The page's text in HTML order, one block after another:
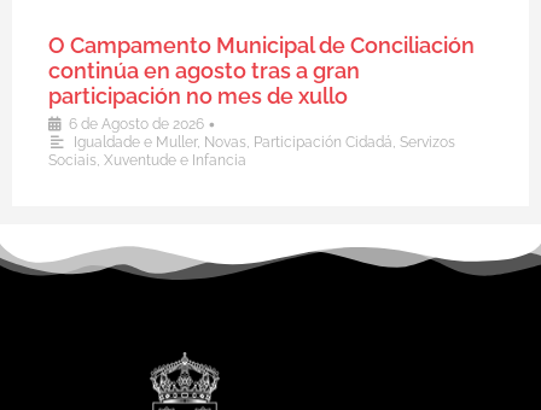
O Campamento Municipal de Conciliación
continúa en agosto tras a gran
participación no mes de xullo
6 de Agosto de 2026 •
Igualdade e Muller, Novas Participación Cidadá Servizos
Sociais Xuventude e Infancia